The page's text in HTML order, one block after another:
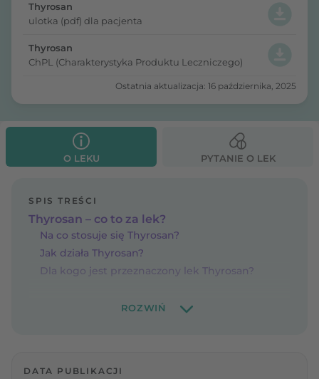
Thyrosan
ulotka (pdf) dla pacjenta
Thyrosan
ChPL (Charakterystyka Produktu Leczniczego)
Ostatnia aktualizacja: 16 października, 2025
O LEKU PYTANIE O LEK
SPIS TREŚCI
Thyrosan – co to za lek?
Na co stosuje się Thyrosan?
Jak działa Thyrosan?
Dla kogo jest przeznaczony lek Thyrosan?
DATA PUBLIKACJI